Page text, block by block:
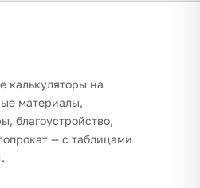
калькуляторы на
материалы,
благоустройство,
— с таблицами